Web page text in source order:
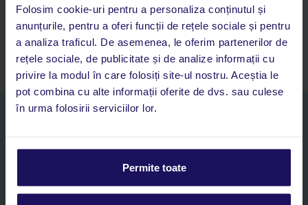
Folosim cookie-uri pentru a personaliza conținutul și
anunțurile, pentru a oferi funcții de rețele sociale și pentru
a analiza traficul. De asemenea, le oferim partenerilor de
rețele sociale, de publicitate și de analize informații cu
privire la modul în care folosiți site-ul nostru. Aceștia le
pot combina cu alte informații oferite de dvs. sau culese
în urma folosirii serviciilor lor.
Permite toate
Acces la rezervările curente pentru vacanțe și hoteluri, într-o
singură aplicație
Asistență 24/7 prin chat, pe toată durata vacanței
Abonați-vă la newsletter